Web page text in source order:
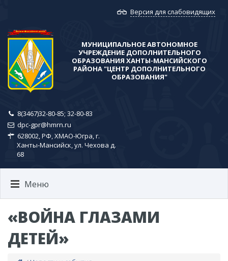
Версия для слабовидящих
МУНИЦИПАЛЬНОЕ АВТОНОМНОЕ
УЧРЕЖДЕНИЕ ДОПОЛНИТЕЛЬНОГО
ОБРАЗОВАНИЯ ХАНТЫ-МАНСИЙСКОГО
РАЙОНА​ "ЦЕНТР ДОПОЛНИТЕЛЬНОГО
ОБРАЗОВАНИЯ"
8(3467)32-80-85; ​32-80-83
dpc-gpr@hmrn.ru
628002, РФ, ХМАО-Югра, г.
Ханты-Мансийск, ул. Чехова д.
68
Меню
«ВОЙНА ГЛАЗАМИ
ДЕТЕЙ»